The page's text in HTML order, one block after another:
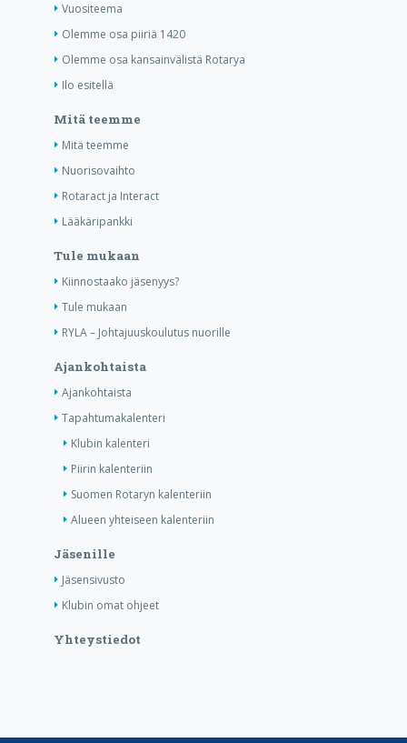
Vuositeema
Olemme osa piiriä 1420
Olemme osa kansainvälistä Rotarya
Ilo esitellä
Mitä teemme
Mitä teemme
Nuorisovaihto
Rotaract ja Interact
Lääkäripankki
Tule mukaan
Kiinnostaako jäsenyys?
Tule mukaan
RYLA – Johtajuuskoulutus nuorille
Ajankohtaista
Ajankohtaista
Tapahtumakalenteri
Klubin kalenteri
Piirin kalenteriin
Suomen Rotaryn kalenteriin
Alueen yhteiseen kalenteriin
Jäsenille
Jäsensivusto
Klubin omat ohjeet
Yhteystiedot